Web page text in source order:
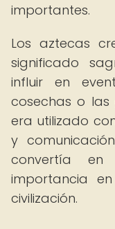
importantes.
Los aztecas
significado
influir en
cosechas o las
era utilizado
y
convertía
importancia
civilización.